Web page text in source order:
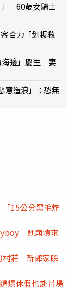
」 60歲女騎士
合力「划板救
海邊」慶生 妻
意造浪」：恐無
15公分黑毛炸
她崩潰求
村莊 新郎家瞬
爆休假也赴片場